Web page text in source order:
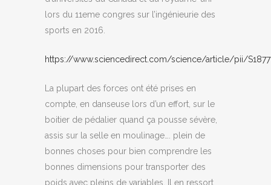
lors du 11eme congres sur l’ingénieurie des
sports en 2016.
https://www.sciencedirect.com/science/article/pii/
La plupart des forces ont été prises en
compte, en danseuse lors d’un effort, sur le
boitier de pédalier quand ça pousse sévère,
assis sur la selle en moulinage…. plein de
bonnes choses pour bien comprendre les
bonnes dimensions pour transporter des
poids avec pleins de variables. Il en ressort